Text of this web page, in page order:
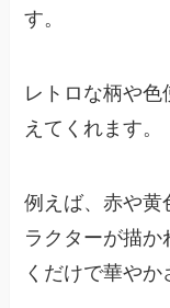
す。
レトロな柄や
えてくれます。
例えば、赤や黄
ラクターが描
くだけで華やか